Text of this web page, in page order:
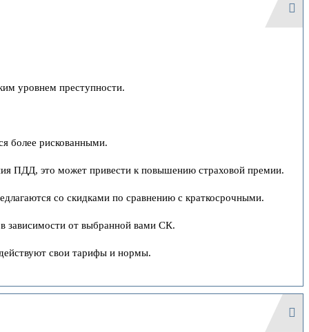
уровнем преступности.
более рискованными.
ПДД, это может привести к повышению страховой премии.
со скидками по сравнению с краткосрочными.
зависимости от выбранной вами СК.
свои тарифы и нормы.